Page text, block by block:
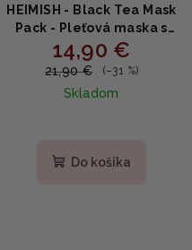
HEIMISH - Black Tea Mask
Pack - Pleťová maska s
čiernym čajom 110ml
14,90 €
21,90 € (–31 %)
Skladom
Do košíka